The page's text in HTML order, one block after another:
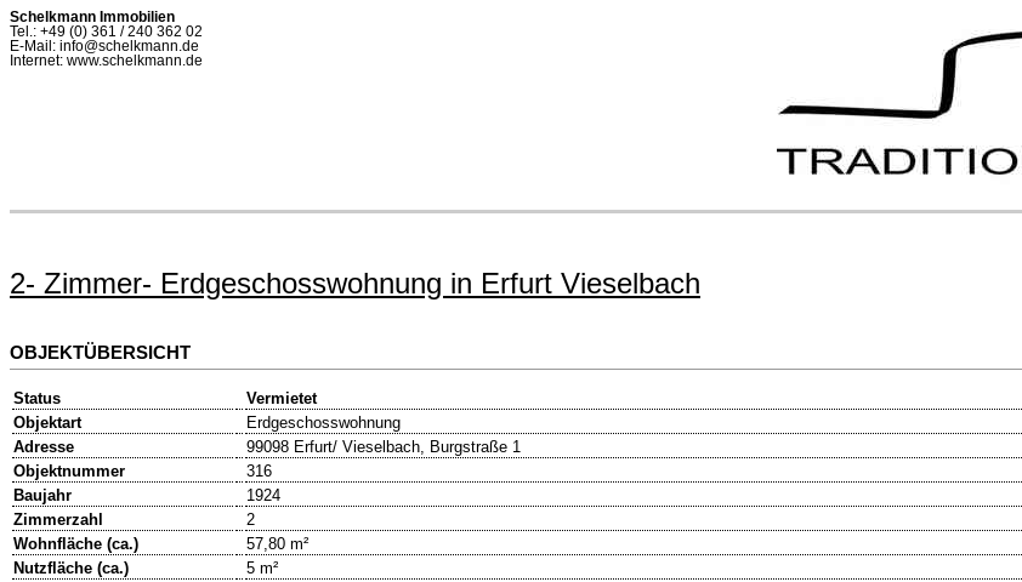
Schelkmann Immobilien
Tel.: +49 (0) 361 / 240 362 02
E-Mail: info@schelkmann.de
Internet: www.schelkmann.de
2- Zimmer- Erdgeschosswohnung in Erfurt Vieselbach
OBJEKTÜBERSICHT
Status
Vermietet
Objektart
Erdgeschosswohnung
Adresse
99098 Erfurt/ Vieselbach, Burgstraße 1
Objektnummer
316
Baujahr
1924
Zimmerzahl
2
Wohnfläche (ca.)
57,80 m²
Nutzfläche (ca.)
5 m²